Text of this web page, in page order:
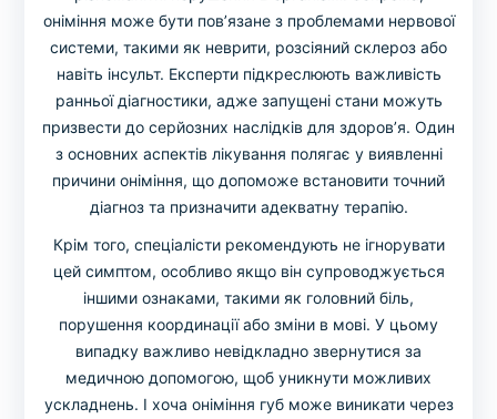
оніміння може бути пов’язане з проблемами нервової
системи, такими як неврити, розсіяний склероз або
навіть інсульт. Експерти підкреслюють важливість
ранньої діагностики, адже запущені стани можуть
призвести до серйозних наслідків для здоров’я. Один
з основних аспектів лікування полягає у виявленні
причини оніміння, що допоможе встановити точний
діагноз та призначити адекватну терапію.
Крім того, спеціалісти рекомендують не ігнорувати
цей симптом, особливо якщо він супроводжується
іншими ознаками, такими як головний біль,
порушення координації або зміни в мові. У цьому
випадку важливо невідкладно звернутися за
медичною допомогою, щоб уникнути можливих
ускладнень. І хоча оніміння губ може виникати через